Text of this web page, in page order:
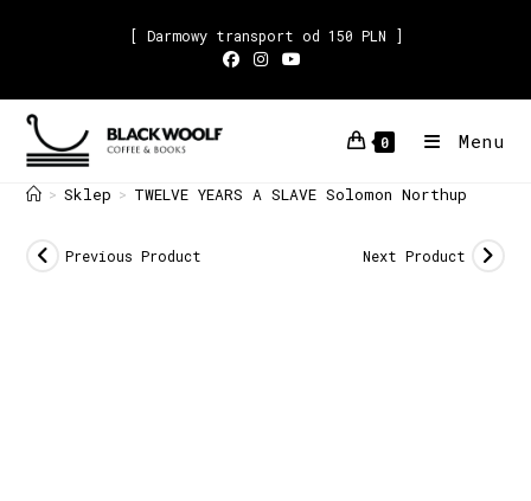
[ Darmowy transport od 150 PLN ]
0 Menu
> Sklep > TWELVE YEARS A SLAVE Solomon Northup
Previous Product Next Product